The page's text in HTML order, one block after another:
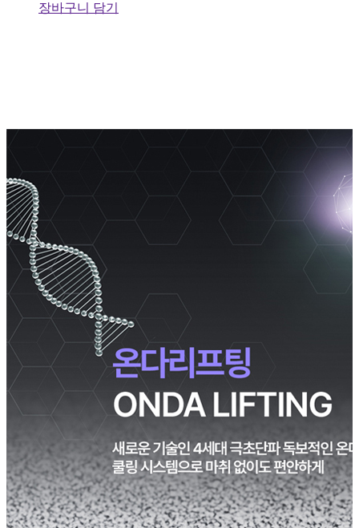
장바구니 담기